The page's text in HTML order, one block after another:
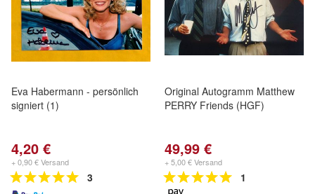
Eva Habermann - persönlich
signiert (1)
4,20 €
+ 0,90 € Versand
3
Original Autogramm Matthew
PERRY Friends (HGF)
49,99 €
+ 5,00 € Versand
1